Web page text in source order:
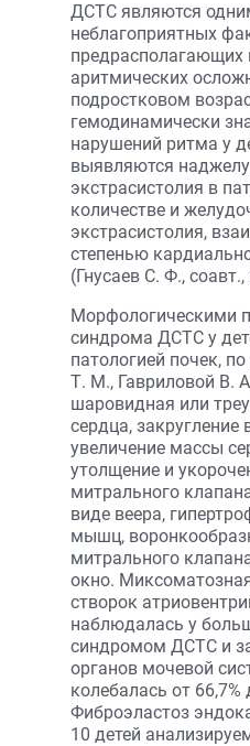
ДСТС являются
неблагоприятных
предрасполагающих
аритмических
подростковом
гемодинамически
нарушений ритма у
выявляются
экстрасистолия в
количестве и
экстрасистолия,
степенью
(Гнусаев С. Ф.,
Морфологическими
синдрома ДСТС у
патологией почек,
Т. М., Гавриловой В.
шаровидная или
сердца, закругление
увеличение массы
утолщение и
митрального
виде веера,
мышц,
митрального
окно.
створок
наблюдалась у
синдромом ДСТС и
органов мочевой
колебалась от 66,7%
Фиброэластоз
10 детей